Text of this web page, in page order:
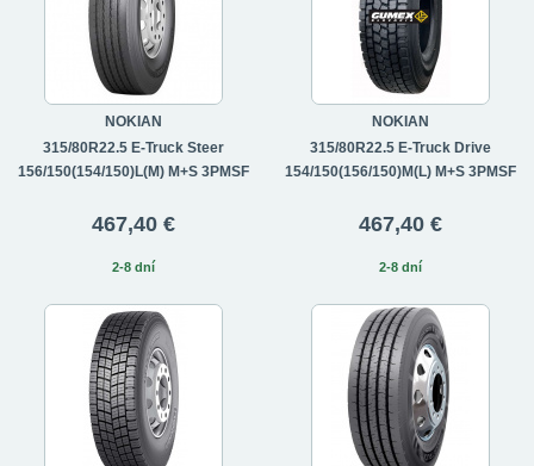
NOKIAN
315/80R22.5 E-Truck Steer
156/150(154/150)L(M) M+S 3PMSF
467,40 €
2-8 dní
NOKIAN
315/80R22.5 E-Truck Drive
154/150(156/150)M(L) M+S 3PMSF
467,40 €
2-8 dní